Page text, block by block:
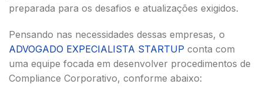
preparada para os desafios e atualizações exigidos.
Pensando nas necessidades dessas empresas, o
ADVOGADO EXPECIALISTA STARTUP conta com
uma equipe focada em desenvolver procedimentos de
Compliance Corporativo, conforme abaixo: